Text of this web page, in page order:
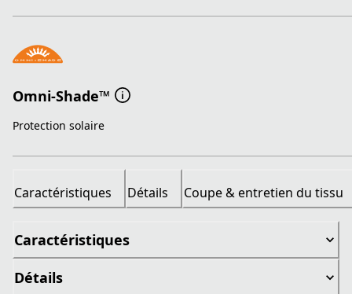
Omni-Shade™
Protection solaire
Caractéristiques Détails Coupe & entretien du tissu
Caractéristiques
Détails